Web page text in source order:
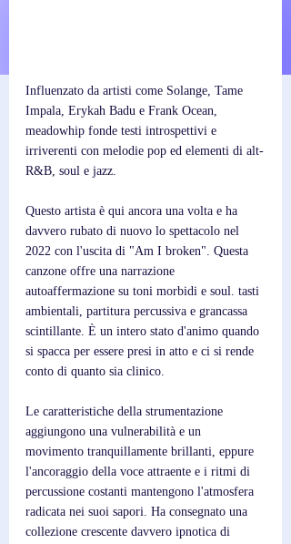
Influenzato da artisti come Solange, Tame
Impala, Erykah Badu e Frank Ocean,
meadowhip fonde testi introspettivi e
irriverenti con melodie pop ed elementi di alt-
R&B, soul e jazz.
Questo artista è qui ancora una volta e ha
davvero rubato di nuovo lo spettacolo nel
2022 con l'uscita di "Am I broken". Questa
canzone offre una narrazione
autoaffermazione su toni morbidi e soul. tasti
ambientali, partitura percussiva e grancassa
scintillante. È un intero stato d'animo quando
si spacca per essere presi in atto e ci si rende
conto di quanto sia clinico.
Le caratteristiche della strumentazione
aggiungono una vulnerabilità e un
movimento tranquillamente brillanti, eppure
l'ancoraggio della voce attraente e i ritmi di
percussione costanti mantengono l'atmosfera
radicata nei suoi sapori. Ha consegnato una
collezione crescente davvero ipnotica di